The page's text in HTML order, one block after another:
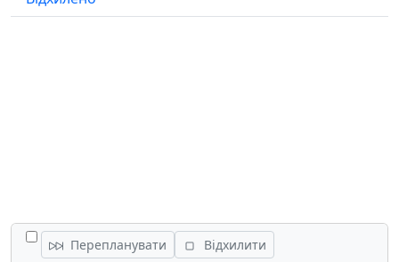
ПОКАЗАТИ ВСІ РОБОТИ
Перепланувати
Відхилити